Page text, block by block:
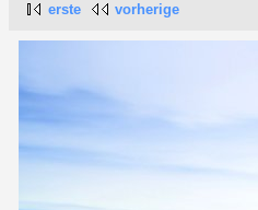
erste vorherige